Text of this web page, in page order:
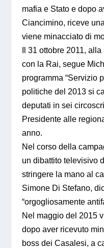
mafia e Stato e dopo
Ciancimino, riceve
viene minacciato di
Il 31 ottobre 2011,
con la Rai, segue
programma “Servizio
politiche del 2013 si
deputati in sei
Presidente alle
anno.
Nel corso della
un dibattito televisivo
stringere la mano al
Simone Di Stefano,
“orgogliosamente
Nel maggio del 2015
dopo aver ricevuto
boss dei Casalesi, a